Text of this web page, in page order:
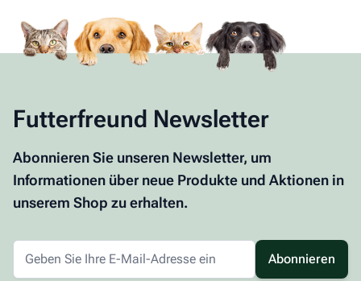
Futterfreund Newsletter
Abonnieren Sie unseren Newsletter, um
Informationen über neue Produkte und Aktionen in
unserem Shop zu erhalten.
Abonnieren